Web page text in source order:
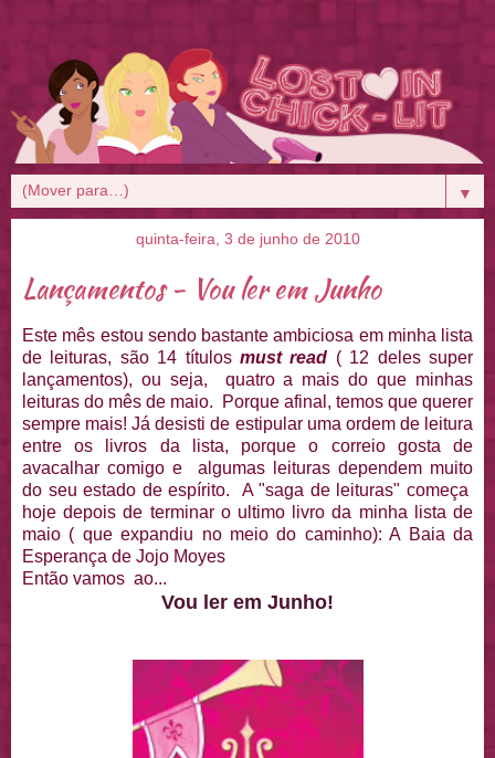
▼
quinta-feira, 3 de junho de 2010
Lançamentos - Vou ler em Junho
Este mês estou sendo bastante ambiciosa em minha lista
de leituras, são 14 títulos must read ( 12 deles super
lançamentos), ou seja, quatro a mais do que minhas
leituras do mês de maio. Porque afinal, temos que querer
sempre mais! Já desisti de estipular uma ordem de leitura
entre os livros da lista, porque o correio gosta de
avacalhar comigo e algumas leituras dependem muito
do seu estado de espírito. A "saga de leituras" começa
hoje depois de terminar o ultimo livro da minha lista de
maio ( que expandiu no meio do caminho): A Baia da
Esperança de Jojo Moyes
Então vamos ao...
Vou ler em Junho!